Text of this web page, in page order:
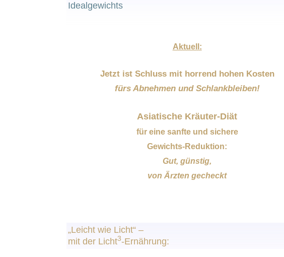
Idealgewichts
Aktuell:
Jetzt ist Schluss mit horrend hohen Kosten
fürs Abnehmen und Schlankbleiben!
Asiatische Kräuter-Diät
für eine sanfte und sichere
Gewichts-Reduktion:
Gut, günstig,
von Ärzten gecheckt
„Leicht wie Licht“ –
mit der Licht3-Ernährung: